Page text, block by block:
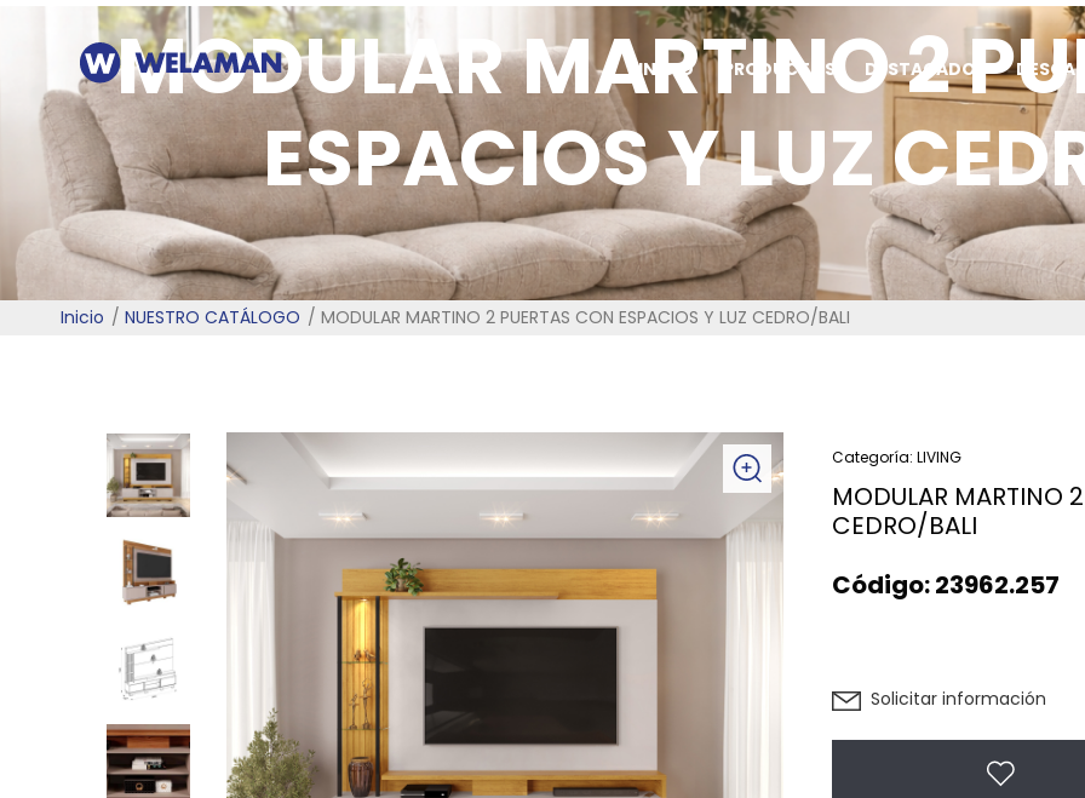
INICIO PRODUCTOS DESTACADOS
MODULAR MARTINO 2
ESPACIOS Y LUZ
Inicio NUESTRO CATÁLOGO MODULAR MARTINO 2 PUERTAS CON ESPACIOS Y LUZ CEDRO/BALI
Categoría: LIVING
MODULAR MARTINO
CEDRO/BALI
Código:23962.257
Solicitar información